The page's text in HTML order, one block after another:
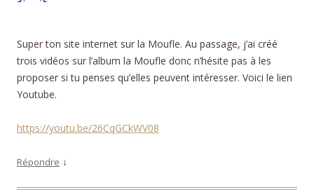
Super ton site internet sur la Moufle. Au passage, j’ai créé
trois vidéos sur l’album la Moufle donc n’hésite pas à les
proposer si tu penses qu’elles peuvent intéresser. Voici le lien
Youtube.
https://youtu.be/26CqGCkWV08
Répondre ↓